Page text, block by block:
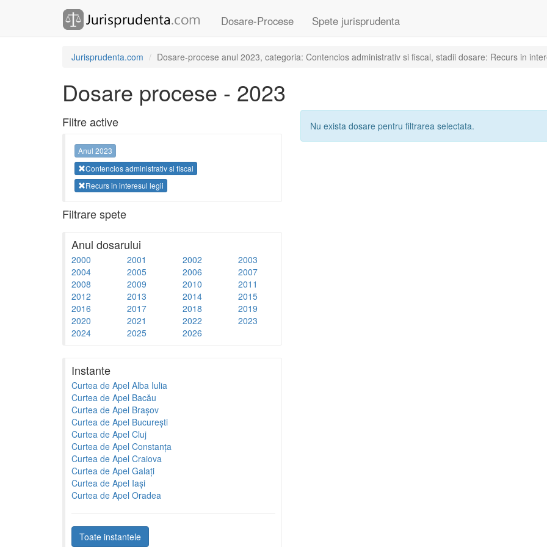
Dosare-Procese Spete jurisprudenta
Jurisprudenta.com Dosare-procese anul 2023, categoria: Contencios administrativ si fiscal, stadii dosare: Recurs in
Dosare procese - 2023
Filtre active
Anul 2023
Contencios administrativ si fiscal
Recurs in interesul legii
Filtrare spete
Anul dosarului
2000 2001 2002
2003
2004
2005 2006
2007
2008
2009 2010
2011
2012
2013 2014
2015
2016
2017 2018
2019
2020
2021 2022
2023
2024
2025 2026
Instante
Curtea de Apel Alba Iulia
Curtea de Apel Bacău
Curtea de Apel Brașov
Curtea de Apel București
Curtea de Apel Cluj
Curtea de Apel Constanța
Curtea de Apel Craiova
Curtea de Apel Galați
Curtea de Apel Iași
Curtea de Apel Oradea
Toate instantele
Nu exista dosare pentru filtrarea selectata.